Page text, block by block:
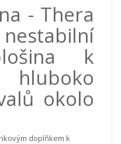
- Thera
k
okolo
doplňkem k